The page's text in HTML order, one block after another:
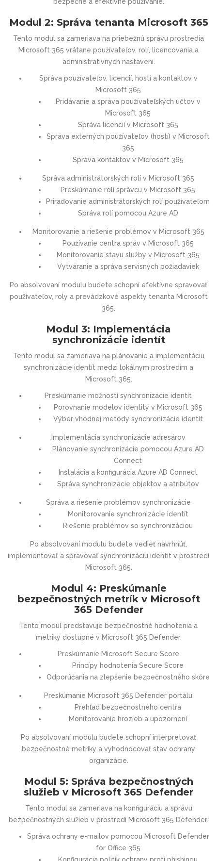
Modul 2: Správa tenanta Microsoft 365
Tento modul sa zameriava na priebežnú správu prostredia
Microsoft 365 vrátane používateľov, rolí, licencovania a
administratívnych nastavení.
Správa používateľov, licencií, hostí a kontaktov v
Microsoft 365
Pridávanie a správa používateľských účtov v
Microsoft 365
Správa licencií v Microsoft 365
Správa externých používateľov (hostí) v Microsoft
365
Správa kontaktov v Microsoft 365
Správa administrátorských rolí v Microsoft 365
Preskúmanie rolí správcu v Microsoft 365
Priraďovanie administrátorských rolí používateľom
Správa rolí pomocou Azure AD
Monitorovanie a riešenie problémov v Microsoft 365
Používanie centra správ v Microsoft 365
Monitorovanie stavu služby v Microsoft 365
Vytváranie a správa servisných požiadaviek
Po absolvovaní modulu budete schopní efektívne spravovať
používateľov, roly a prevádzkové aspekty tenanta Microsoft
365.
Modul 3: Implementácia
synchronizácie identít
Tento modul sa zameriava na plánovanie a implementáciu
synchronizácie identít medzi lokálnym prostredím a
Microsoft 365.
Preskúmanie možností synchronizácie identít
Porovnanie modelov identity v Microsoft 365
Výber vhodnej metódy synchronizácie identít
Implementácia synchronizácie adresárov
Plánovanie synchronizácie pomocou Azure AD
Connect
Inštalácia a konfigurácia Azure AD Connect
Správa synchronizácie objektov a atribútov
Správa a riešenie problémov synchronizácie
Monitorovanie synchronizácie identít
Riešenie problémov so synchronizáciou
Po absolvovaní modulu budete vedieť navrhnúť,
implementovať a spravovať synchronizáciu identít v prostredí
Microsoft 365.
Modul 4: Preskúmanie
bezpečnostných metrík v Microsoft
365 Defender
Tento modul predstavuje bezpečnostné hodnotenia a
metriky dostupné v Microsoft 365 Defender.
Preskúmanie Microsoft Secure Score
Princípy hodnotenia Secure Score
Odporúčania na zlepšenie bezpečnostného skóre
Preskúmanie Microsoft 365 Defender portálu
Prehľad bezpečnostného centra
Monitorovanie hrozieb a upozornení
Po absolvovaní modulu budete schopní interpretovať
bezpečnostné metriky a vyhodnocovať stav ochrany
organizácie.
Modul 5: Správa bezpečnostných
služieb v Microsoft 365 Defender
Tento modul sa zameriava na konfiguráciu a správu
bezpečnostných služieb v prostredí Microsoft 365 Defender.
Správa ochrany e-mailov pomocou Microsoft Defender
for Office 365
Konfigurácia politík ochrany proti phishingu